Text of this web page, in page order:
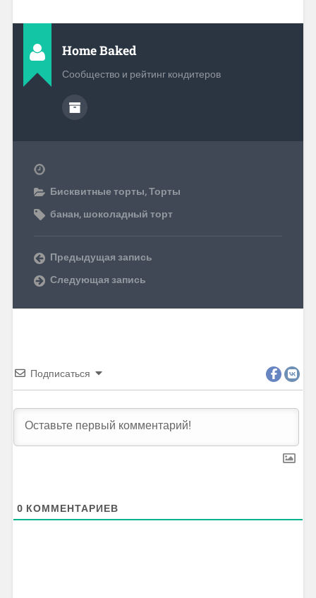
Home Baked
Сообщество и рейтинг кондитеров
Бисквитные торты,Торты
банан, шоколадный торт
Предыдущая запись
Следующая запись
Подписаться
0 КОММЕНТАРИЕВ